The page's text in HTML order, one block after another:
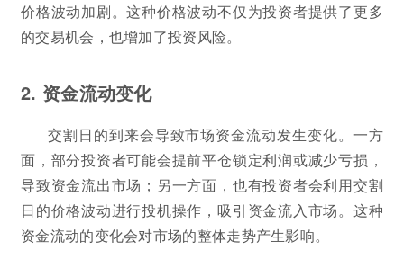
价格波动加剧。这种价格波动不仅为投资者提供了更多
的交易机会，也增加了投资风险。
2. 资金流动变化
交割日的到来会导致市场资金流动发生变化。一方
面，部分投资者可能会提前平仓锁定利润或减少亏损，
导致资金流出市场；另一方面，也有投资者会利用交割
日的价格波动进行投机操作，吸引资金流入市场。这种
资金流动的变化会对市场的整体走势产生影响。